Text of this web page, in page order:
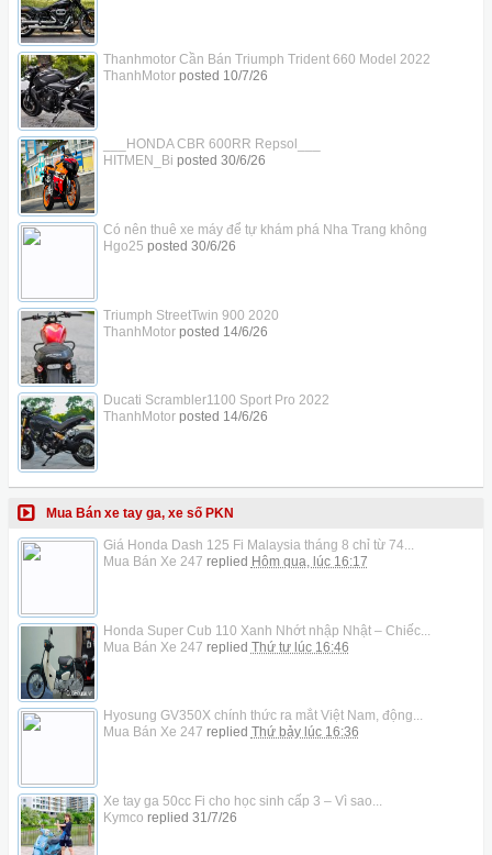
Thanhmotor Cần Bán Triumph Trident 660 Model 2022
ThanhMotorposted 10/7/26
___HONDA CBR 600RR Repsol___
HITMEN_Bi posted 30/6/26
Có nên thuê xe máy để tự khám phá Nha Trang không
Hgo25 posted 30/6/26
Triumph StreetTwin 900 2020
ThanhMotorposted 14/6/26
Ducati Scrambler1100 Sport Pro 2022
ThanhMotorposted 14/6/26
Mua Bán xe tay ga, xe số PKN
Giá Honda Dash 125 Fi Malaysia tháng 8 chỉ từ 74...
Mua Bán Xe 247 replied Hôm qua, lúc 16:17
Honda Super Cub 110 Xanh Nhớt nhập Nhật – Chiếc...
Mua Bán Xe 247 replied Thứ tư lúc 16:46
Hyosung GV350X chính thức ra mắt Việt Nam, động...
Mua Bán Xe 247 replied Thứ bảy lúc 16:36
Xe tay ga 50cc Fi cho học sinh cấp 3 – Vì sao...
Kymco replied 31/7/26